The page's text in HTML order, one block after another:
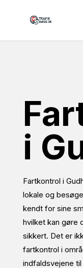
i
Fartkontrol i
lokale og
kendt for sine
hvilket kan gøre
sikkert. Det er
fartkontrol i
indfaldsvejene